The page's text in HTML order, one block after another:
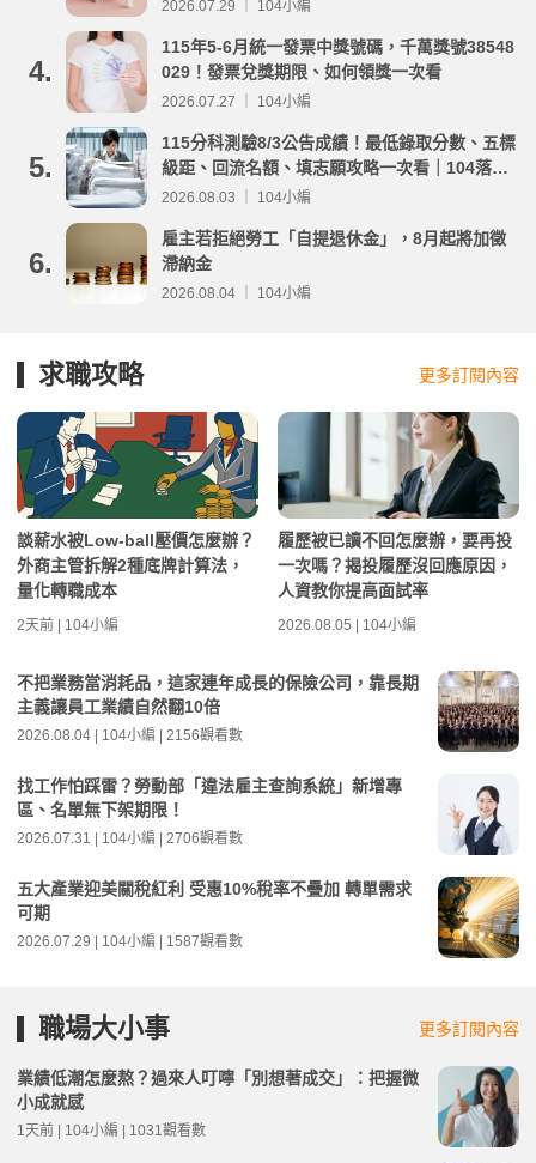
2026.07.29 ｜ 104小編
4.
115年5-6月統一發票中獎號碼，千萬獎號38548
029！發票兌獎期限、如何領獎一次看
2026.07.27 ｜ 104小編
5.
115分科測驗8/3公告成績！最低錄取分數、五標
級距、回流名額、填志願攻略一次看｜104落點
分析
2026.08.03 ｜ 104小編
6.
雇主若拒絕勞工「自提退休金」，8月起將加徵
滯納金
2026.08.04 ｜ 104小編
求職攻略 更多訂閱內容
談薪水被Low-ball壓價怎麼辦？
外商主管拆解2種底牌計算法，
量化轉職成本
2天前 | 104小編
履歷被已讀不回怎麼辦，要再投
一次嗎？揭投履歷沒回應原因，
人資教你提高面試率
2026.08.05 | 104小編
不把業務當消耗品，這家連年成長的保險公司，靠長期
主義讓員工業績自然翻10倍
2026.08.04 | 104小編 | 2156觀看數
找工作怕踩雷？勞動部「違法雇主查詢系統」新增專
區、名單無下架期限！
2026.07.31 | 104小編 | 2706觀看數
五大產業迎美關稅紅利 受惠10%稅率不疊加 轉單需求
可期
2026.07.29 | 104小編 | 1587觀看數
職場大小事 更多訂閱內容
業績低潮怎麼熬？過來人叮嚀「別想著成交」：把握微
小成就感
1天前 | 104小編 | 1031觀看數